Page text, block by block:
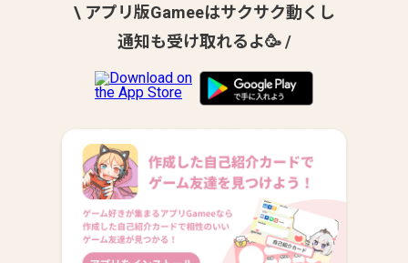
\ アプリ版Gameeはサクサク動くし
通知も受け取れるよ🥳 /